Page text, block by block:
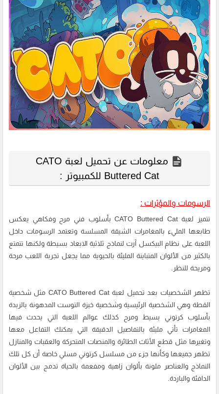
معلومات عن تحميل لعبة CATO
Buttered Cat للكمبيوتر :
الرسومات والمؤثرات :
تتميز لعبة CATO Buttered Cat بأسلوب فني مرح وفكاهي يعكس
طابعها المليء بالمغامرات الشيقة المسلسة وتعتمد الرسومات داخل
اللعبة على نظام البيكسل آرت لنماذج ثلاثية الابعاد بسيطة ولكنها تتمتع
بالكثير من الألوان المتباينة المليئة بالحيوية مما يجعل تجربة اللعب مرحة
ومريحة للنظر.
تظهر الشخصيات بعد تحميل لعبة CATO Buttered Cat مثل شخصية
القطة وهي الشخصية الرئيسية وشخصية خبزة التوست المدهونة بالزبدة
بأسلوب كرتوني بسيط ومرح كذلك عوالم اللعبة التي يحدث فيها
المغامرات تأتي مليئة بالتفاصيل الدقيقة التي يمكنك التفاعل معها
وتغيرها مثل قطع الأثاث الطائرة والمنصات المتحركة والعقبات والمنازل
تظهر جميعها وكأنها جزء من مسلسل كرتوني مسلي خاصة أن كل تلك
النماذج والعناصر ملونة بألوان زاهية ومفعمة بالحياة تدمج بين الألوان
الدافئة والباردة.